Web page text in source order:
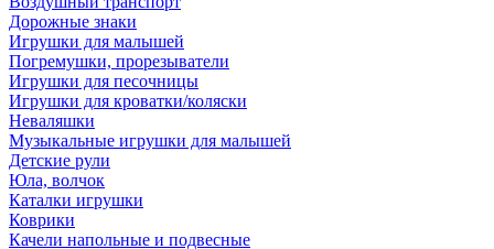
Дорожные знаки
Игрушки для малышей
Погремушки, прорезыватели
Игрушки для песочницы
Игрушки для кроватки/коляски
Неваляшки
Музыкальные игрушки для малышей
Детские рули
Юла, волчок
Каталки игрушки
Коврики
Качели напольные и подвесные